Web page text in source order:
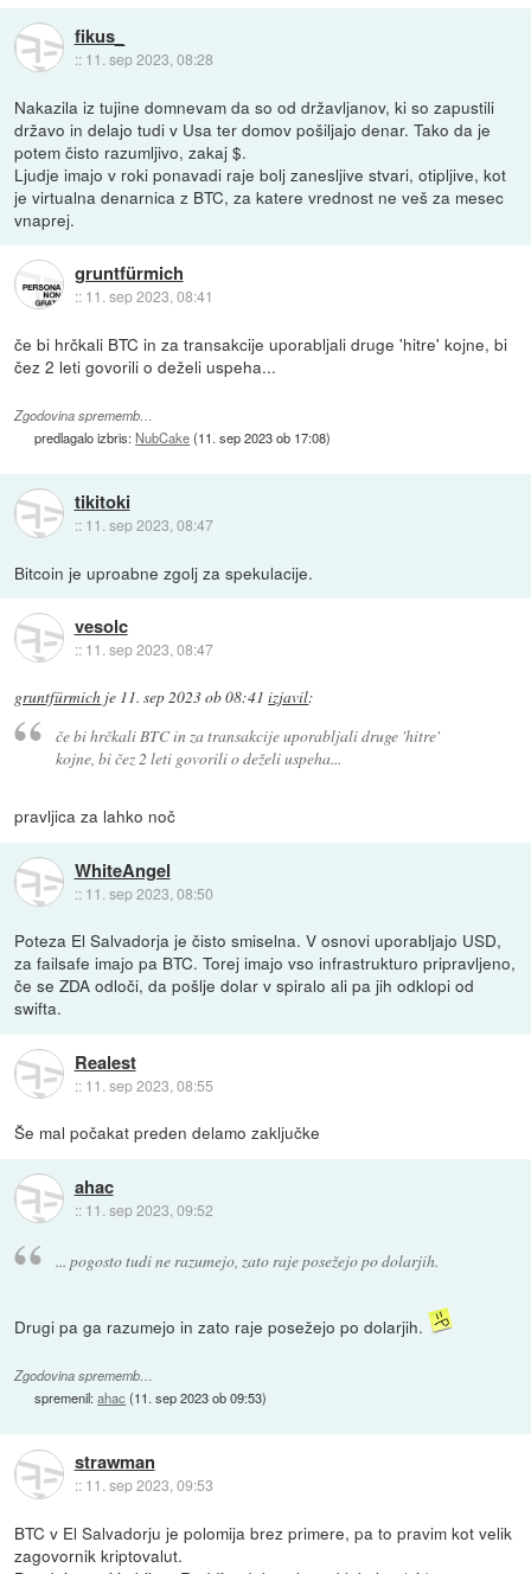
fikus_
:: 11. sep 2023, 08:28
Nakazila iz tujine domnevam da so od državljanov, ki so zapustili
državo in delajo tudi v Usa ter domov pošiljajo denar. Tako da je
potem čisto razumljivo, zakaj $.
Ljudje imajo v roki ponavadi raje bolj zanesljive stvari, otipljive, kot
je virtualna denarnica z BTC, za katere vrednost ne veš za mesec
vnaprej.
gruntfürmich
:: 11. sep 2023, 08:41
če bi hrčkali BTC in za transakcije uporabljali druge 'hitre' kojne, bi
čez 2 leti govorili o deželi uspeha...
Zgodovina sprememb…
predlagalo izbris:NubCake(11. sep 2023 ob 17:08)
tikitoki
:: 11. sep 2023, 08:47
Bitcoin je uproabne zgolj za spekulacije.
vesolc
:: 11. sep 2023, 08:47
gruntfürmich je 11. sep 2023 ob 08:41 izjavil:
če bi hrčkali BTC in za transakcije uporabljali druge 'hitre'
kojne, bi čez 2 leti govorili o deželi uspeha...
pravljica za lahko noč
WhiteAngel
:: 11. sep 2023, 08:50
Poteza El Salvadorja je čisto smiselna. V osnovi uporabljajo USD,
za failsafe imajo pa BTC. Torej imajo vso infrastrukturo pripravljeno,
če se ZDA odloči, da pošlje dolar v spiralo ali pa jih odklopi od
swifta.
Realest
:: 11. sep 2023, 08:55
Še mal počakat preden delamo zaključke
ahac
:: 11. sep 2023, 09:52
... pogosto tudi ne razumejo, zato raje posežejo po dolarjih.
Drugi pa ga razumejo in zato raje posežejo po dolarjih.
Zgodovina sprememb…
spremenil:ahac (11. sep 2023 ob 09:53)
strawman
:: 11. sep 2023, 09:53
BTC v El Salvadorju je polomija brez primere, pa to pravim kot velik
zagovornik kriptovalut.